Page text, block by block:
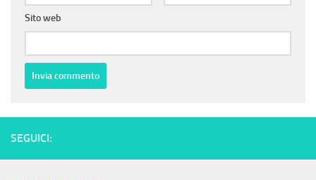
Sito web
SEGUICI: